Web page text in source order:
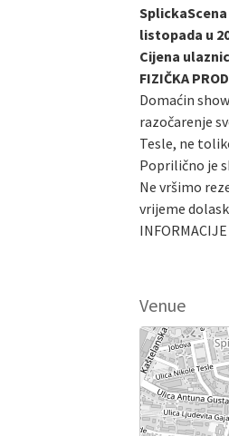
SplickaScena
listopada u
Cijena
FIZIČKA
Domaćin
razočarenje
Tesle, ne
Poprilično je
Ne vršimo
vrijeme
Venue